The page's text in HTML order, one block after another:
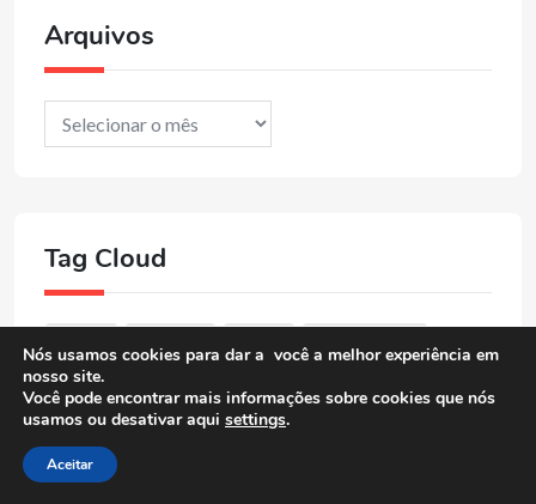
Arquivos
Arquivos
Tag Cloud
baixista baião e xote
Blues bossa nova cantor cantora
choro
Nós usamos cookies para dar a você a melhor experiência em
nosso site.
Você pode encontrar mais informações sobre cookies que nós
usamos ou desativar aqui settings.
Aceitar